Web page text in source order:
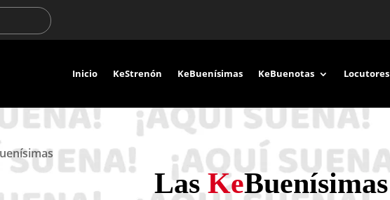
Inicio KeStrenón KeBuenísimas KeBuenotas Locutores
LasKeBuenísimas